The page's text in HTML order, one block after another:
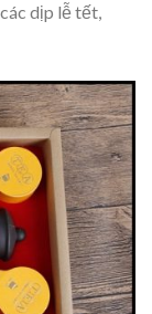
dịp lễ tết,